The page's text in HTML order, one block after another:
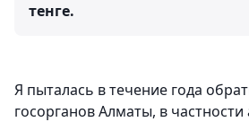
тенге.
Я пыталась в течение года
госорганов Алматы, в